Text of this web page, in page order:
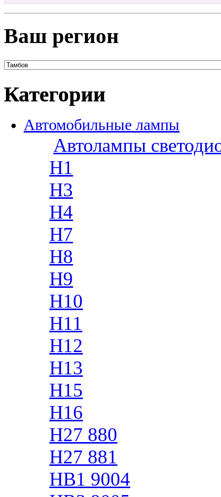
Ваш регион
Категории
Автомобильные лампы
Автолампы
H1
H3
H4
H7
H8
H9
H10
H11
H12
H13
H15
H16
H27 880
H27 881
HB1 9004